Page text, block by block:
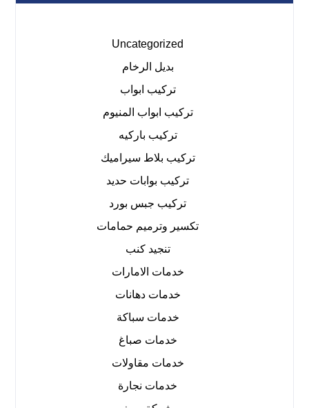
Uncategorized
بديل الرخام
تركيب ابواب
تركيب ابواب المنيوم
تركيب باركيه
تركيب بلاط سيراميك
تركيب بوابات حديد
تركيب جبس بورد
تكسير وترميم حمامات
تنجيد كنب
خدمات الامارات
خدمات دهانات
خدمات سباكة
خدمات صباغ
خدمات مقاولات
خدمات نجارة